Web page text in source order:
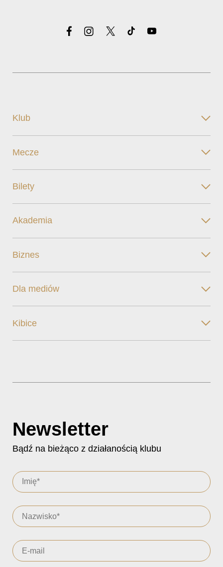
Klub
Mecze
Bilety
Akademia
Biznes
Dla mediów
Kibice
Newsletter
Bądź na bieżąco z działanością klubu